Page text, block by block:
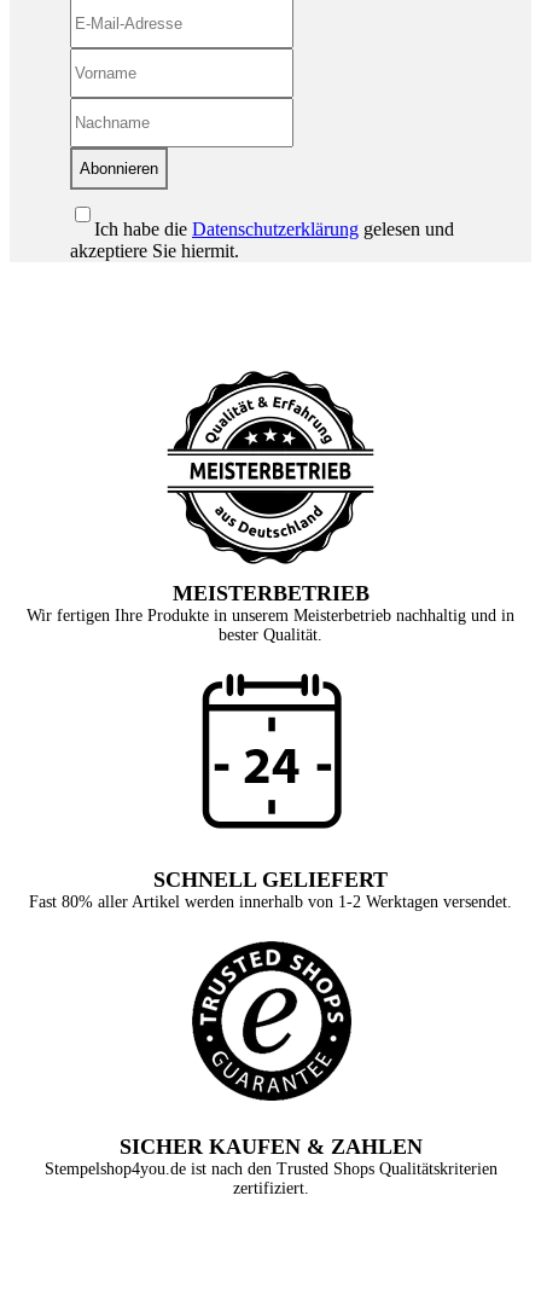
Abonnieren
Ich habe die Datenschutzerklärung gelesen und
akzeptiere Sie hiermit.
MEISTERBETRIEB
Wir fertigen Ihre Produkte in unserem Meisterbetrieb nachhaltig und in
bester Qualität.
SCHNELL GELIEFERT
Fast 80% aller Artikel werden innerhalb von 1-2 Werktagen versendet.
SICHER KAUFEN & ZAHLEN
Stempelshop4you.de ist nach den Trusted Shops Qualitätskriterien
zertifiziert.